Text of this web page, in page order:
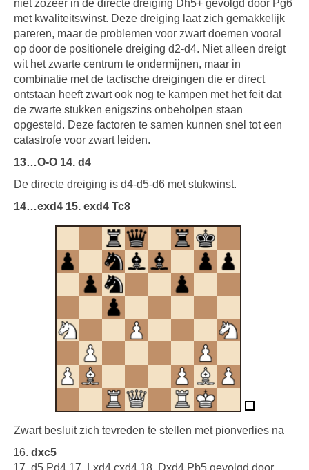
niet zozeer in de directe dreiging Dh5+ gevolgd door Pg6
met kwaliteitswinst. Deze dreiging laat zich gemakkelijk
pareren, maar de problemen voor zwart doemen vooral
op door de positionele dreiging d2-d4. Niet alleen dreigt
wit het zwarte centrum te ondermijnen, maar in
combinatie met de tactische dreigingen die er direct
ontstaan heeft zwart ook nog te kampen met het feit dat
de zwarte stukken enigszins onbeholpen staan
opgesteld. Deze factoren te samen kunnen snel tot een
catastrofe voor zwart leiden.
13…O-O 14. d4
De directe dreiging is d4-d5-d6 met stukwinst.
14…exd4 15. exd4 Tc8
Zwart besluit zich tevreden te stellen met pionverlies na
dxc5
d5 Pd4 17. Lxd4 cxd4 18. Dxd4 Pb5 gevolgd door …